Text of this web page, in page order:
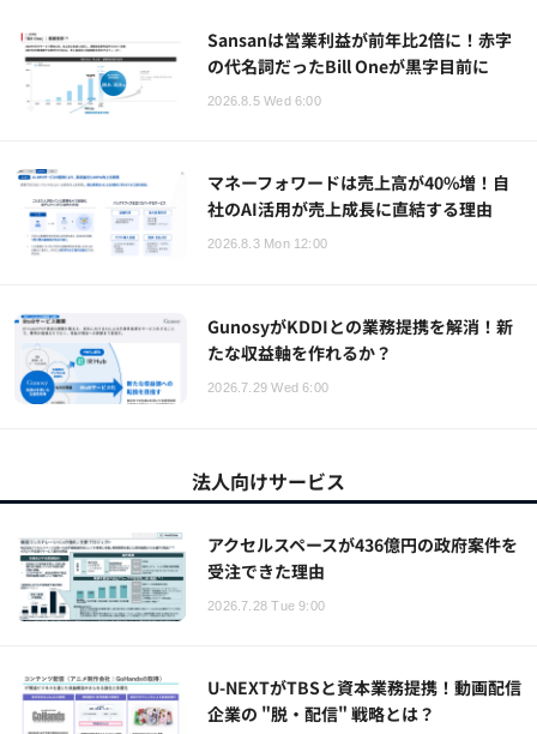
Sansanは営業利益が前年比2倍に！赤字
の代名詞だったBill Oneが黒字目前に
2026.8.5 Wed 6:00
マネーフォワードは売上高が40%増！自
社のAI活用が売上成長に直結する理由
2026.8.3 Mon 12:00
GunosyがKDDIとの業務提携を解消！新
たな収益軸を作れるか？
2026.7.29 Wed 6:00
法人向けサービス
アクセルスペースが436億円の政府案件を
受注できた理由
2026.7.28 Tue 9:00
U-NEXTがTBSと資本業務提携！動画配信
企業の "脱・配信" 戦略とは？